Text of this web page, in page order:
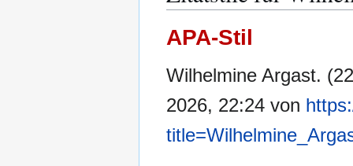
APA-Stil
Wilhelmine Argast.
2026, 22:24 von